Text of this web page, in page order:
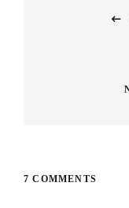
7 COMMENTS